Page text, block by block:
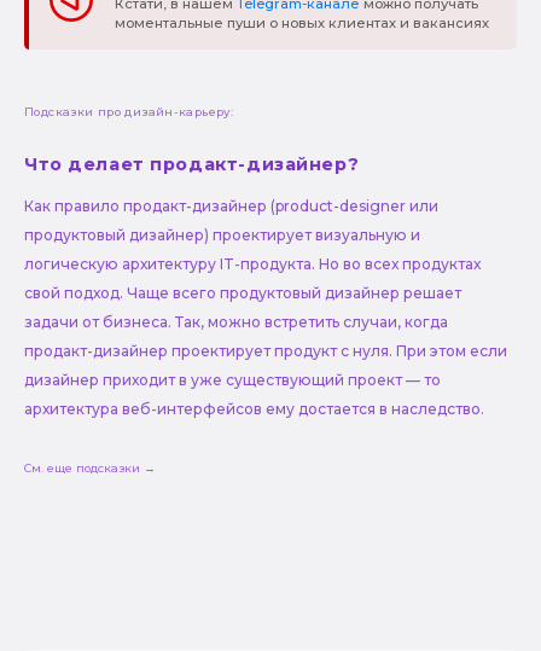
Кстати, в нашем Telegram-канале можно получать
моментальные пуши о новых клиентах и вакансиях
Подсказки про дизайн-карьеру:
Что делает продакт-дизайнер?
Как правило продакт-дизайнер (product-designer или
продуктовый дизайнер) проектирует визуальную и
логическую архитектуру IT-продукта. Но во всех продуктах
свой подход. Чаще всего продуктовый дизайнер решает
задачи от бизнеса. Так, можно встретить случаи, когда
продакт-дизайнер проектирует продукт с нуля. При этом если
дизайнер приходит в уже существующий проект — то
архитектура веб-интерфейсов ему достается в наследство.
См. еще подсказки →